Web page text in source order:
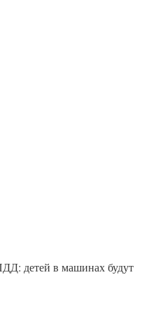
детей в машинах будут